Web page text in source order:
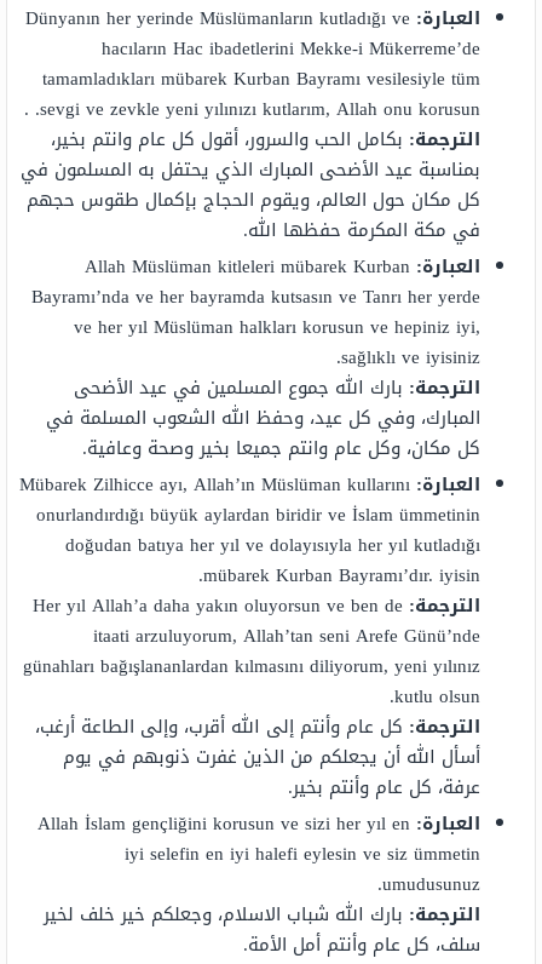
العبارة: Dünyanın her yerinde Müslümanların kutladığı ve
hacıların Hac ibadetlerini Mekke-i Mükerreme’de
tamamladıkları mübarek Kurban Bayramı vesilesiyle tüm
sevgi ve zevkle yeni yılınızı kutlarım, Allah onu korusun. .
الترجمة: بكامل الحب والسرور، أقول كل عام وانتم بخير،
بمناسبة عيد الأضحى المبارك الذي يحتفل به المسلمون في
كل مكان حول العالم، ويقوم الحجاج بإكمال طقوس حجهم
في مكة المكرمة حفظها الله.
العبارة: Allah Müslüman kitleleri mübarek Kurban
Bayramı’nda ve her bayramda kutsasın ve Tanrı her yerde
ve her yıl Müslüman halkları korusun ve hepiniz iyi,
sağlıklı ve iyisiniz.
الترجمة: بارك الله جموع المسلمين في عيد الأضحى
المبارك، وفي كل عيد، وحفظ الله الشعوب المسلمة في
كل مكان، وكل عام وانتم جميعا بخير وصحة وعافية.
العبارة: Mübarek Zilhicce ayı, Allah’ın Müslüman kullarını
onurlandırdığı büyük aylardan biridir ve İslam ümmetinin
doğudan batıya her yıl ve dolayısıyla her yıl kutladığı
mübarek Kurban Bayramı’dır. iyisin.
الترجمة: Her yıl Allah’a daha yakın oluyorsun ve ben de
itaati arzuluyorum, Allah’tan seni Arefe Günü’nde
günahları bağışlananlardan kılmasını diliyorum, yeni yılınız
kutlu olsun.
الترجمة: كل عام وأنتم إلى الله أقرب، وإلى الطاعة أرغب،
أسأل الله أن يجعلكم من الذين غفرت ذنوبهم في يوم
عرفة، كل عام وأنتم بخير.
العبارة: Allah İslam gençliğini korusun ve sizi her yıl en
iyi selefin en iyi halefi eylesin ve siz ümmetin
umudusunuz.
الترجمة: بارك الله شباب الاسلام، وجعلكم خير خلف لخير
سلف، كل عام وأنتم أمل الأمة.